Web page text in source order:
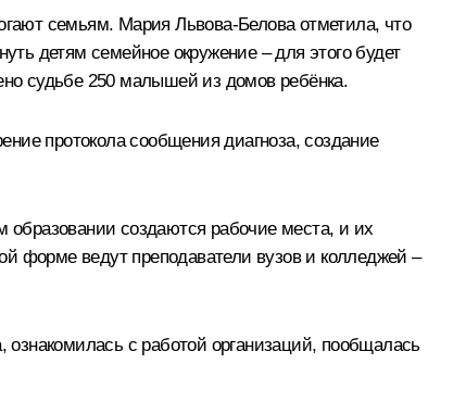
семьям. Мария Львова-Беловаотметила, что
детям семейное окружение – для этого будет
судьбе 250 малышей из домов ребёнка.
протокола сообщения диагноза, создание
создаются рабочие места, и их
форме ведут преподаватели вузов и колледжей –
с работой организаций, пообщалась